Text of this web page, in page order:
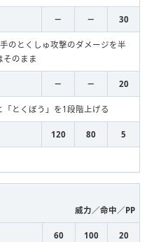
－ － 30
のとくしゅ攻撃のダメージを半
そのまま
－ － 20
「とくぼう」を1段階上げる
120 80 5
威力／命中／PP
60 100 20